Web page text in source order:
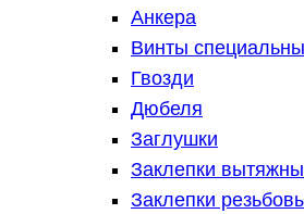
Анкера
Винты
Гвозди
Дюбеля
Заглушки
Заклепки
Заклепки